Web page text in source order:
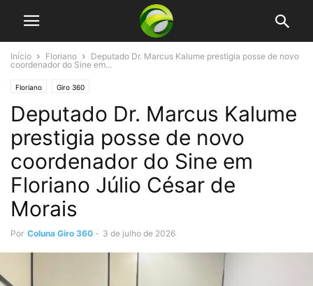
Início Floriano
Deputado Dr. Marcus Kalume prestigia posse de novo
coordenador do Sine em...
Floriano Giro 360
Deputado Dr. Marcus Kalume
prestigia posse de novo
coordenador do Sine em
Floriano Júlio César de
Morais
Por Coluna Giro 360 - 3 de julho de 2026